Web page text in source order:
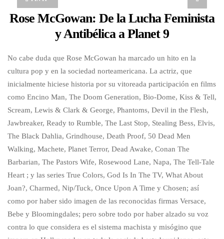
Rose McGowan: De la Lucha Feminista
y Antibélica a Planet 9
No cabe duda que Rose McGowan ha marcado un hito en la
cultura pop y en la sociedad norteamericana. La actriz, que
inicialmente hiciese historia por su vitoreada participación en films
como Encino Man, The Doom Generation, Bio-Dome, Kiss & Tell,
Scream, Lewis & Clark & George, Phantoms, Devil in the Flesh,
Jawbreaker, Ready to Rumble, The Last Stop, Stealing Bess, Elvis,
The Black Dahlia, Grindhouse, Death Proof, 50 Dead Men
Walking, Machete, Planet Terror, Dead Awake, Conan The
Barbarian, The Pastors Wife, Rosewood Lane, Napa, The Tell-Tale
Heart ; y las series True Colors, God Is In The TV, What About
Joan?, Charmed, Nip/Tuck, Once Upon A Time y Chosen; así
como por haber sido imagen de las reconocidas firmas Versace,
Bebe y Bloomingdales; pero sobre todo por haber alzado su voz
contra lo que considera es el sistema machista y misógino que